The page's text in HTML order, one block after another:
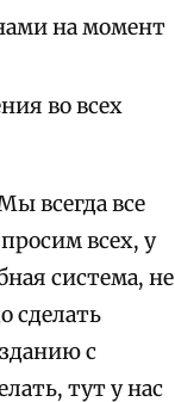
на момент
во всех
всегда все
всех, у
система, не
сделать
с
тут у нас